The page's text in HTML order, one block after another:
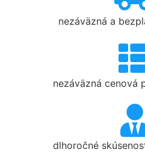
nezáväzná a
nezáväzná cenová
dlhoročné